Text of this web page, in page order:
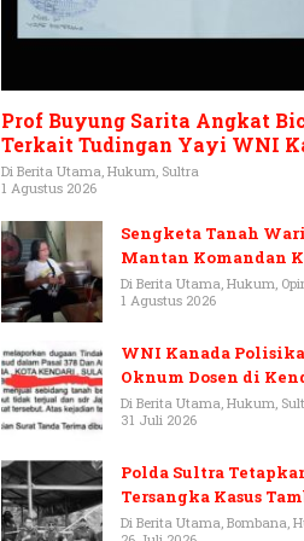
Prof Buyung Sarita Angkat
Terkait Tudingan Yayi WNI
Ditagih Utang Rp3,6 Miliar
Di Berita Utama, Hukum, Sultra
1 Agustus 2026
Sengketa Tanah
Mantan Komandan
143/HO, Ketika
Menjadi Arena
Di Berita Utama, Hukum,
1 Agustus 2026
WNI Kanada
Oknum Dosen di
Terkait Aset
Di Berita Utama, Hukum,
31 Juli 2026
Polda Sultra
Tersangka Kasus
Emas Ilegal di
Di Berita Utama, Bombana,